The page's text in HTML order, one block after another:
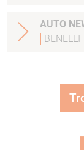
AUTO
BENELLI